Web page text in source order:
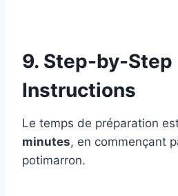
9. Step-by-Step
Instructions
Le temps de préparation
minutes, en commençant
potimarron.